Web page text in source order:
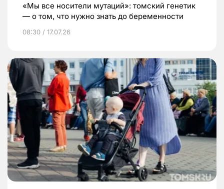
«Мы все носители мутаций»: томский генетик
— о том, что нужно знать до беременности
08:30 / 17.07.26